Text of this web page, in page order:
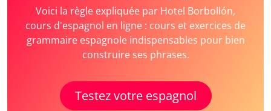
Voici la règle expliquée par Hotel Borbollón,
cours d'espagnol en ligne : cours et exercices de
grammaire espagnole indispensables pour bien
construire ses phrases.
Testez votre espagnol